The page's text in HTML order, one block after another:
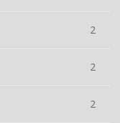
2
2
2